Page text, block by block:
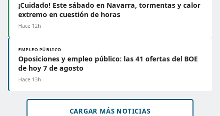
¡Cuidado! Este sábado en Navarra, tormentas y calor
extremo en cuestión de horas
Hace 12h
EMPLEO PÚBLICO
Oposiciones y empleo público: las 41 ofertas del BOE
de hoy 7 de agosto
Hace 13h
CARGAR MÁS NOTICIAS